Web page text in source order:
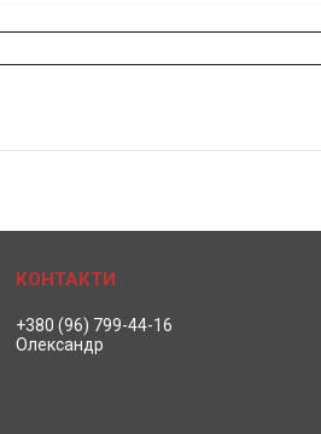
+380 (96) 799-44-16
Олександр